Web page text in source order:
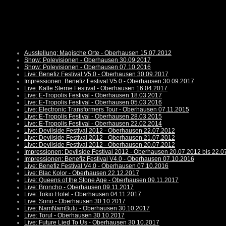
Ausstellung: Magische Orte - Oberhausen 15.07.2012
Show: Polevisionen - Oberhausen 30.09.2017
Show: Polevisionen - Oberhausen 07.10.2016
Live: Benefiz Festival V5.0 - Oberhausen 30.09.2017
Impressionen: Benefiz Festival V5.0 - Oberhausen 30.09.2017
Live: Kalte Sterne Festival - Oberhausen 16.04.2017
Live: E-Tropolis Festival - Oberhausen 18.03.2017
Live: E-Tropolis Festival - Oberhausen 05.03.2016
Live: Electronic Transformers Tour - Oberhausen 07.11.2015
Live: E-Tropolis Festival - Oberhausen 28.03.2015
Live: E-Tropolis Festival - Oberhausen 22.02.2014
Live: Devilside Festival 2012 - Oberhausen 22.07.2012
Live: Devilside Festival 2012 - Oberhausen 21.07.2012
Live: Devilside Festival 2012 - Oberhausen 20.07.2012
Impressionen: Devilside Festival 2012 - Oberhausen 20.07.2012 bis
Impressionen: Benefiz Festival V4.0 - Oberhausen 07.10.2016
Live: Benefiz Festival V4.0 - Oberhausen 07.10.2016
Live: Blac Kolor - Oberhausen 22.12.2017
Live: Queens of the Stone Age - Oberhausen 09.11.2017
Live: Broncho - Oberhausen 09.11.2017
Live: Tokio Hotel - Oberhausen 04.11.2017
Live: Sono - Oberhausen 30.10.2017
Live: NamNamBulu - Oberhausen 30.10.2017
Live: Torul - Oberhausen 30.10.2017
Live: Future Lied To Us - Oberhausen 30.10.2017